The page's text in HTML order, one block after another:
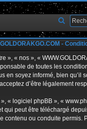
e
c
h
e
r
h
e
-
», « nos », «
de toutes les
soyez informé, bien
d’être légalement
« logiciel phpBB », «
qui peut être téléchargé
contenu ou conduite